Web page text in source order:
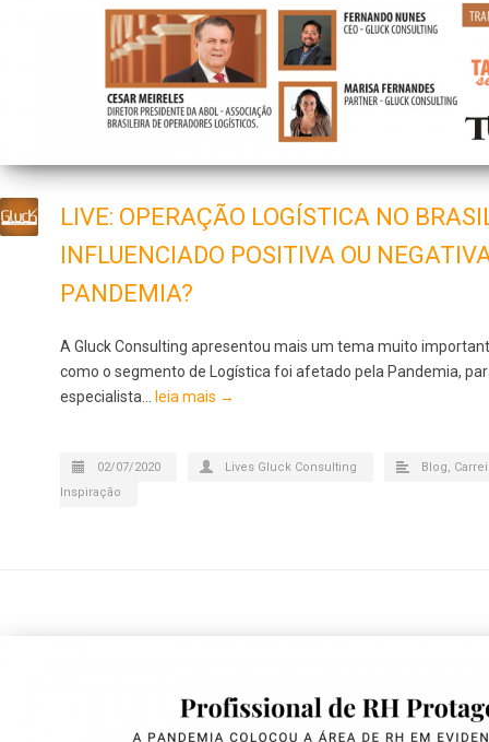
LIVE: OPERAÇÃO LOGÍSTICA NO
INFLUENCIADO POSITIVA OU
PANDEMIA?
A Gluck Consulting apresentou mais um tema muito
como o segmento de Logística foi afetado pela Pandemia,
especialista…
leia mais →
02/07/2020 Lives Gluck Consulting Blog,
Inspiração